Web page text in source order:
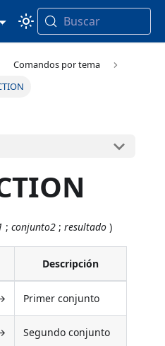
Buscar
Comandos por tema
;conjunto2 ;resultado )
Descripción
Primer conjunto
Segundo conjunto